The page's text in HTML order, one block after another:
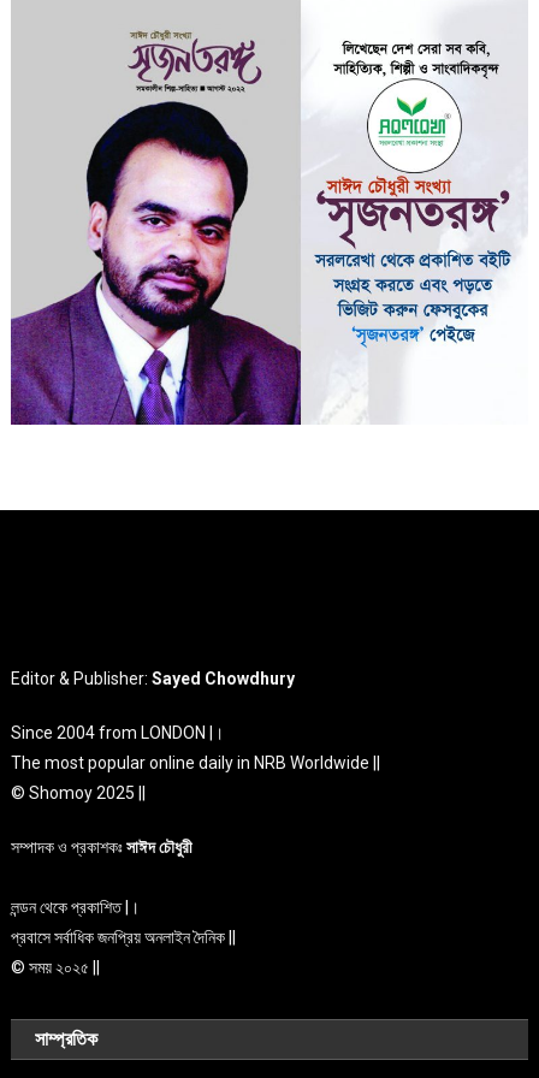
Editor & Publisher:Sayed Chowdhury
Since 2004 from LONDON |।
The most popular online daily in NRB Worldwide ||
© Shomoy 2025 ||
সম্পাদক ও প্রকাশকঃসাঈদ চৌধুরী
লন্ডন থেকে প্রকাশিত |।
প্রবাসে সর্বাধিক জনপ্রিয় অনলাইন দৈনিক ||
© সময় ২০২৫ ||
সাম্প্রতিক